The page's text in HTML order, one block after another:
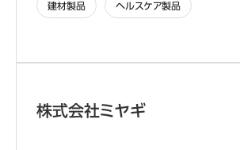
建材製品 ヘルスケア製品
株式会社ミヤギ